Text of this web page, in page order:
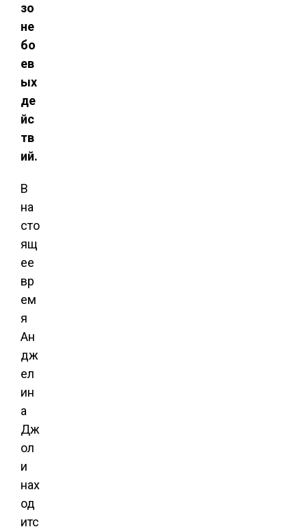
зо
не
бо
ев
ых
де
йс
тв
ий.
В
на
сто
ящ
ее
вр
ем
я
Ан
дж
ел
ин
а
Дж
ол
и
нах
од
итс